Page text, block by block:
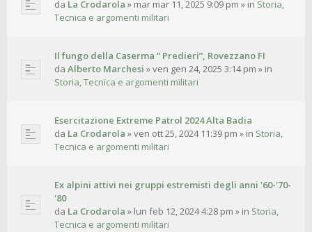
da La Crodarola » mar mar 11, 2025 9:09 pm » in Storia,
Tecnica e argomenti militari
Il fungo della Caserma “ Predieri”, Rovezzano FI
da Alberto Marchesi »ven gen 24, 2025 3:14 pm » in
Storia, Tecnica e argomenti militari
Esercitazione Extreme Patrol 2024 Alta Badia
da La Crodarola »ven ott 25, 2024 11:39 pm » in Storia,
Tecnica e argomenti militari
Ex alpini attivi nei gruppi estremisti degli anni '60-'70-
'80
da La Crodarola » lun feb 12, 2024 4:28 pm » in Storia,
Tecnica e argomenti militari